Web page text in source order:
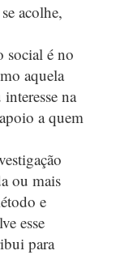
acolhe,
social é no
aquela
na
a quem
ou mais
e
esse
para